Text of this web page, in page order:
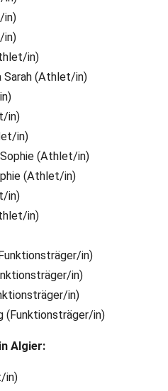
in)
in)
in)
Sarah (Athlet/in)
in)
in)
Sophie (Athlet/in)
(Athlet/in)
in)
in)
in)
in)
in)
(Funktionsträger/in)
Algier:
in)